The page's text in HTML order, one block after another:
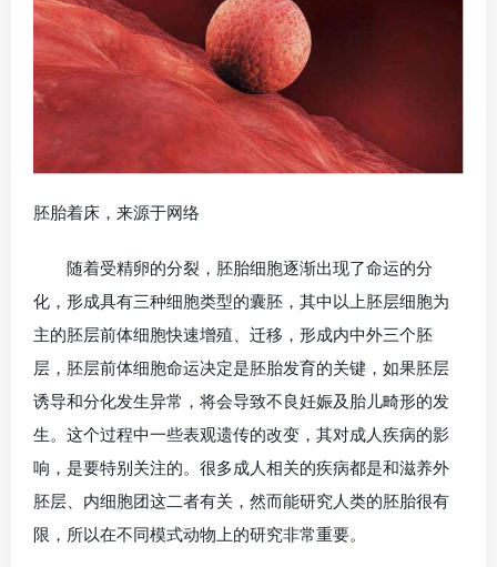
胚胎着床，来源于网络
随着受精卵的分裂，胚胎细胞逐渐出现了命运的分
化，形成具有三种细胞类型的囊胚，其中以上胚层细胞为
主的胚层前体细胞快速增殖、迁移，形成内中外三个胚
层，胚层前体细胞命运决定是胚胎发育的关键，如果胚层
诱导和分化发生异常，将会导致不良妊娠及胎儿畸形的发
生。这个过程中一些表观遗传的改变，其对成人疾病的影
响，是要特别关注的。很多成人相关的疾病都是和滋养外
胚层、内细胞团这二者有关，然而能研究人类的胚胎很有
限，所以在不同模式动物上的研究非常重要。